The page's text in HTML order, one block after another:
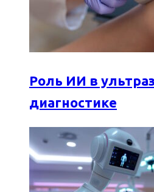
Роль ИИ в
диагностике